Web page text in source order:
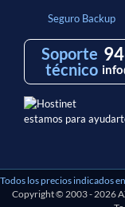
Seguro Backup
Soporte
técnico
estamos para
Todos los precios indicados
Copyright © 2003 - 2026